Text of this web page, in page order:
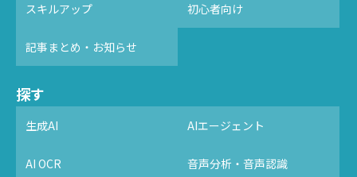
スキルアップ 初心者向け
記事まとめ・お知らせ
探す
生成AI AIエージェント
AI OCR 音声分析・音声認識